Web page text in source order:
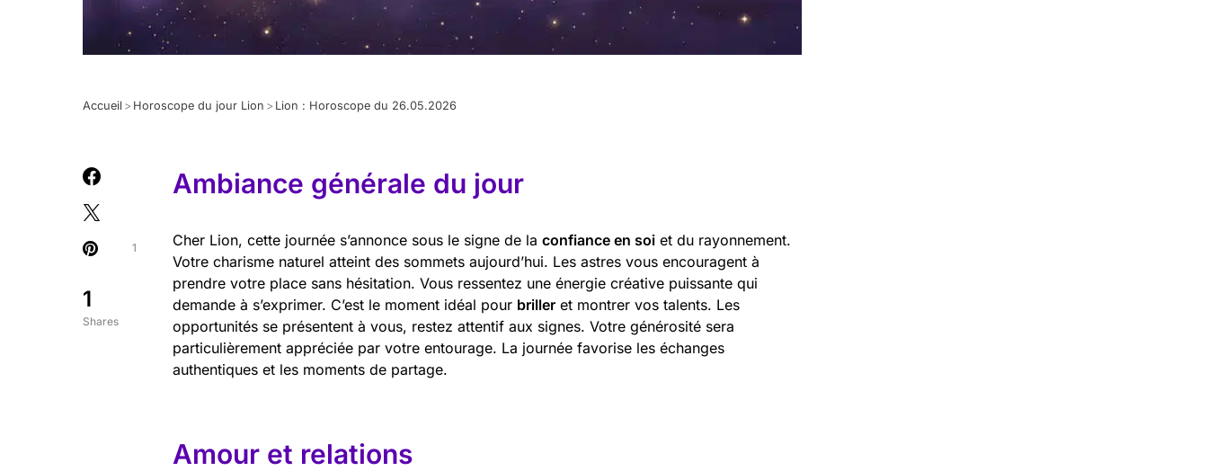
Accueil > Horoscope du jour Lion > Lion : Horoscope du 26.05.2026
1
Shares
1
Ambiance générale du jour
Cher Lion, cette journée s’annonce sous le signe de la confiance en soi et du rayonnement.
Votre charisme naturel atteint des sommets aujourd’hui. Les astres vous encouragent à
prendre votre place sans hésitation. Vous ressentez une énergie créative puissante qui
demande à s’exprimer. C’est le moment idéal pour briller et montrer vos talents. Les
opportunités se présentent à vous, restez attentif aux signes. Votre générosité sera
particulièrement appréciée par votre entourage. La journée favorise les échanges
authentiques et les moments de partage.
Amour et relations